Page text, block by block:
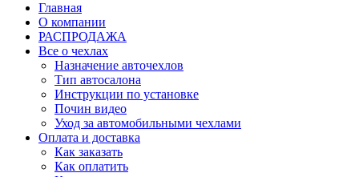
Главная
О компании
РАСПРОДАЖА
Все о чехлах
Назначение авточехлов
Тип автосалона
Инструкции по установке
Почин видео
Уход за автомобильными чехлами
Оплата и доставка
Как заказать
Как оплатить